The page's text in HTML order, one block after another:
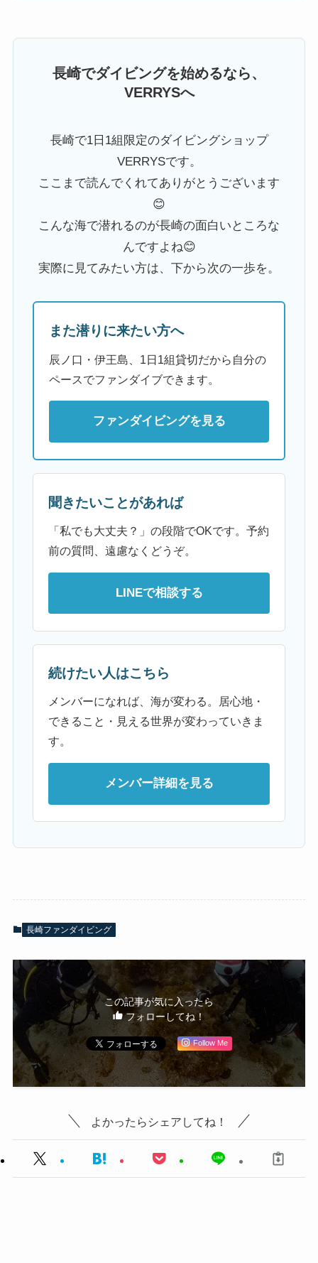
長崎でダイビングを始めるなら、
VERRYSへ
長崎で1日1組限定のダイビングショップ
VERRYSです。
ここまで読んでくれてありがとうございます
😊
こんな海で潜れるのが長崎の面白いところな
んですよね😊
実際に見てみたい方は、下から次の一歩を。
また潜りに来たい方へ
辰ノ口・伊王島、1日1組貸切だから自分の
ペースでファンダイブできます。
ファンダイビングを見る
聞きたいことがあれば
「私でも大丈夫？」の段階でOKです。予約
前の質問、遠慮なくどうぞ。
LINEで相談する
続けたい人はこちら
メンバーになれば、海が変わる。居心地・
できること・見える世界が変わっていきま
す。
メンバー詳細を見る
長崎ファンダイビング
この記事が気に入ったら
フォローしてね！
Follow Me
よかったらシェアしてね！